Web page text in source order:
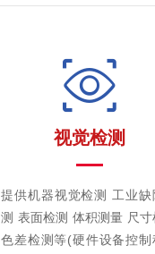
视觉检测
提供机器视觉检测 工业缺
测 表面检测 体积测量 尺寸
色差检测等(硬件设备控制